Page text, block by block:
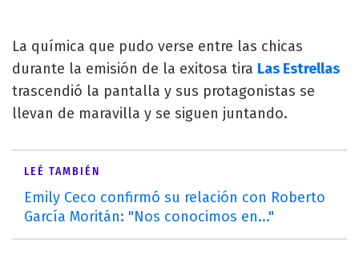
La química que pudo verse entre las chicas
durante la emisión de la exitosa tira Las Estrellas
trascendió la pantalla y sus protagonistas se
llevan de maravilla y se siguen juntando.
LEÉ TAMBIÉN
Emily Ceco confirmó su relación con Roberto
García Moritán: "Nos conocimos en..."